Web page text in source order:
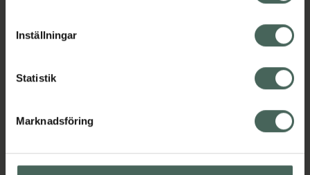
cookieinställningar. Ett återkallat samtycke påverkar inte
lagligheten av behandling som skett innan återkallelsen.
Inställningar
Statistik
Marknadsföring
Innehåll Visa
Instruktioner Visa
Upptäck flera produkter inom